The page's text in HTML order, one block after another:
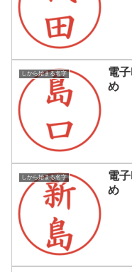
しから始まる名字
電
め
しから始まる名字
電
め